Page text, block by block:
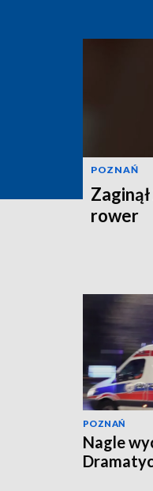
POZNAŃ
rower
POZNAŃ
Nagle